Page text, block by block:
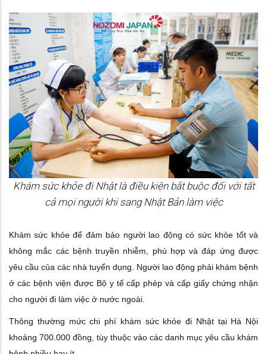
Khám sức khỏe đi Nhật là điều kiện bắt buộc đối với tất
cả mọi người khi sang Nhật Bản làm việc
Khám sức khỏe để đảm bảo người lao động có sức khỏe tốt và
không mắc các bệnh truyền nhiễm, phù hợp và đáp ứng được
yêu cầu của các nhà tuyển dụng. Người lao động phải khám bệnh
ở các bệnh viện được Bộ y tế cấp phép và cấp giấy chứng nhận
cho người đi làm việc ở nước ngoài.
Thông thường mức chi phí khám sức khỏe đi Nhật tại Hà Nội
khoảng 700.000 đồng, tùy thuộc vào các danh mục yêu cầu khám